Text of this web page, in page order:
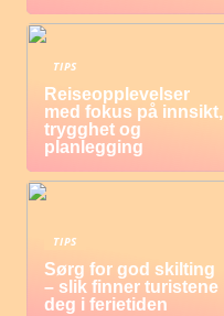
TIPS
Reiseopplevelser
med fokus på innsikt,
trygghet og
planlegging
TIPS
Sørg for god skilting
– slik finner turistene
deg i ferietiden